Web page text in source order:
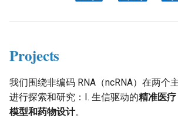
Projects
我们围绕非编码 RNA（ncRNA）在两个
进行探索和研究：I. 生信驱动的精准医疗
模型和药物设计。